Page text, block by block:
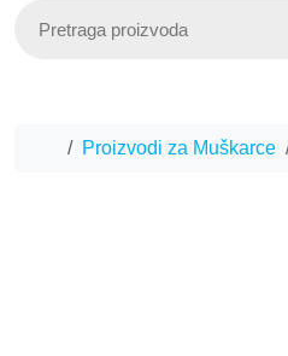
Home
Proizvodi za Muškarce